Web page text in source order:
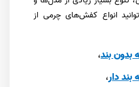
انواع کفش‌های چرمی از
بند،
دار،